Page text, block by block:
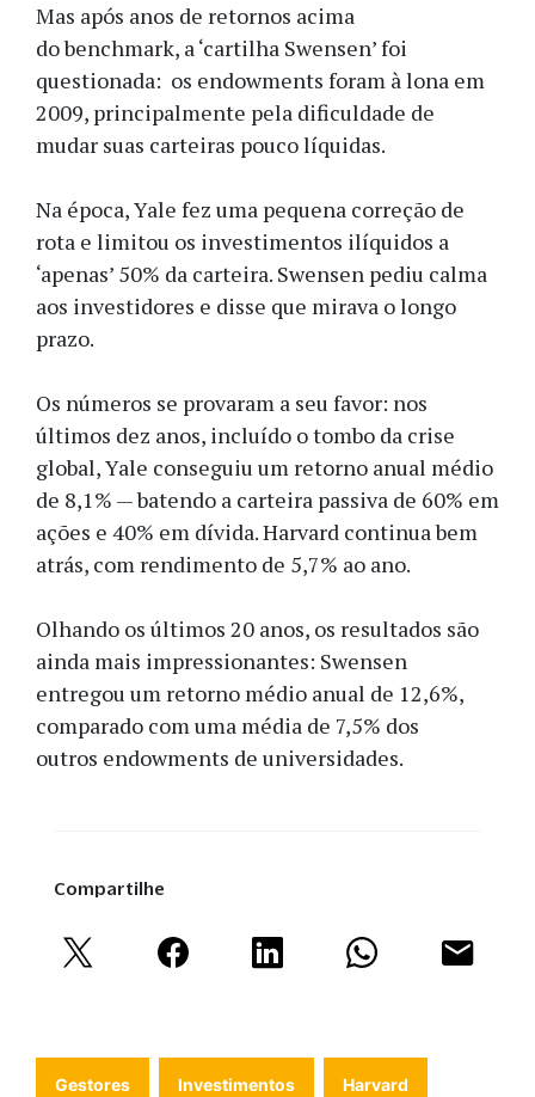
Mas após anos de retornos acima
do benchmark, a ‘cartilha Swensen’ foi
questionada: os endowments foram à lona em
2009, principalmente pela dificuldade de
mudar suas carteiras pouco líquidas.
Na época, Yale fez uma pequena correção de
rota e limitou os investimentos ilíquidos a
‘apenas’ 50% da carteira. Swensen pediu calma
aos investidores e disse que mirava o longo
prazo.
Os números se provaram a seu favor: nos
últimos dez anos, incluído o tombo da crise
global, Yale conseguiu um retorno anual médio
de 8,1% — batendo a carteira passiva de 60% em
ações e 40% em dívida. Harvard continua bem
atrás, com rendimento de 5,7% ao ano.
Olhando os últimos 20 anos, os resultados são
ainda mais impressionantes: Swensen
entregou um retorno médio anual de 12,6%,
comparado com uma média de 7,5% dos
outros endowments de universidades.
Compartilhe
Gestores Investimentos Harvard